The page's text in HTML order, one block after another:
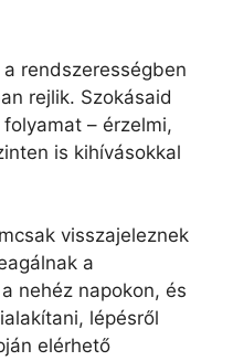
rendszerességben
rejlik. Szokásaid
– érzelmi,
is kihívásokkal
visszajeleznek
a
nehéz napokon, és
lépésről
elérhető